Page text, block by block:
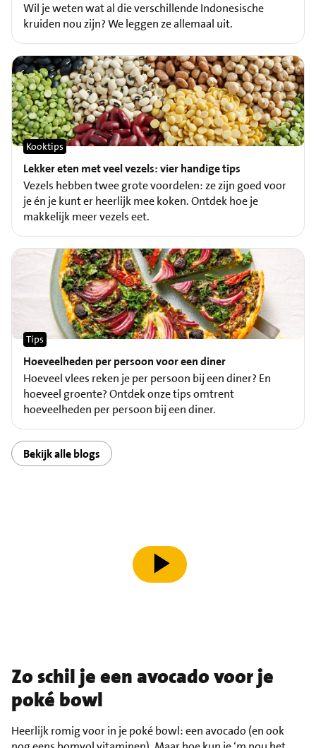
Wil je weten wat al die verschillende Indonesische
kruiden nou zijn? We leggen ze allemaal uit.
Lekker eten met veel vezels: vier handige tips
Kooktips
Vezels hebben twee grote voordelen: ze zijn goed voor
je én je kunt er heerlijk mee koken. Ontdek hoe je
makkelijk meer vezels eet.
Hoeveelheden per persoon voor een diner
Tips
Hoeveel vlees reken je per persoon bij een diner? En
hoeveel groente? Ontdek onze tips omtrent
hoeveelheden per persoon bij een diner.
Bekijk alle blogs
speel video af
Zo schil je een avocado voor je
poké bowl
Heerlijk romig voor in je poké bowl: een avocado (en ook